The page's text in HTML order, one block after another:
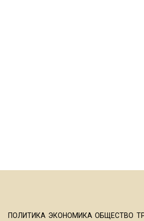
ПОЛИТИКА ЭКОНОМИКА ОБЩЕСТВО